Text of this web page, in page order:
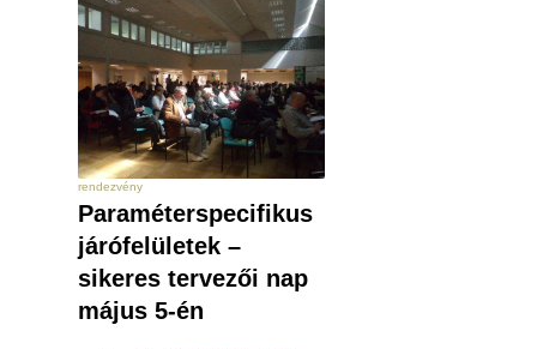
rendezvény
Paraméterspecifikus
járófelületek –
sikeres tervezői nap
május 5-én